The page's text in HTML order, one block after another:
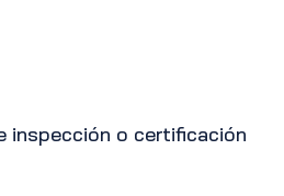
inspección o certificación